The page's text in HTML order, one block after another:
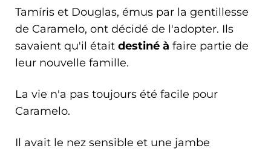
Tamíris et Douglas, émus par la gentillesse
de Caramelo, ont décidé de l'adopter. Ils
savaient qu'il était destiné à faire partie de
leur nouvelle famille.
La vie n'a pas toujours été facile pour
Caramelo.
Il avait le nez sensible et une jambe